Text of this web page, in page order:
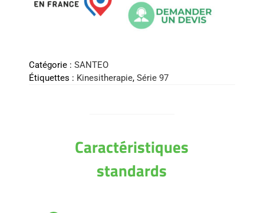
Catégorie :SANTEO
Étiquettes : Kinesitherapie,Série 97
Caractéristiques
standards